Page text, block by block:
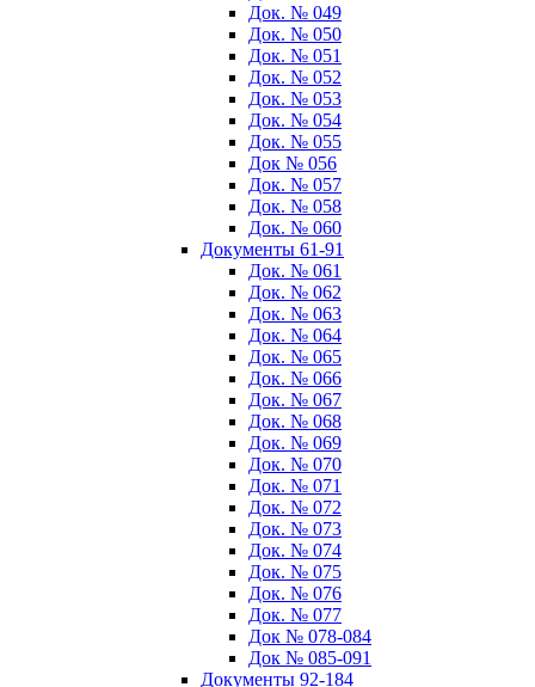
Док. № 049
Док. № 050
Док. № 051
Док. № 052
Док. № 053
Док. № 054
Док. № 055
Док № 056
Док. № 057
Док. № 058
Док. № 060
Документы 61-91
Док. № 061
Док. № 062
Док. № 063
Док. № 064
Док. № 065
Док. № 066
Док. № 067
Док. № 068
Док. № 069
Док. № 070
Док. № 071
Док. № 072
Док. № 073
Док. № 074
Док. № 075
Док. № 076
Док. № 077
Док № 078-084
Док № 085-091
Документы 92-184